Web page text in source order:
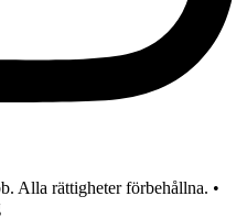
Alla rättigheter förbehållna. •